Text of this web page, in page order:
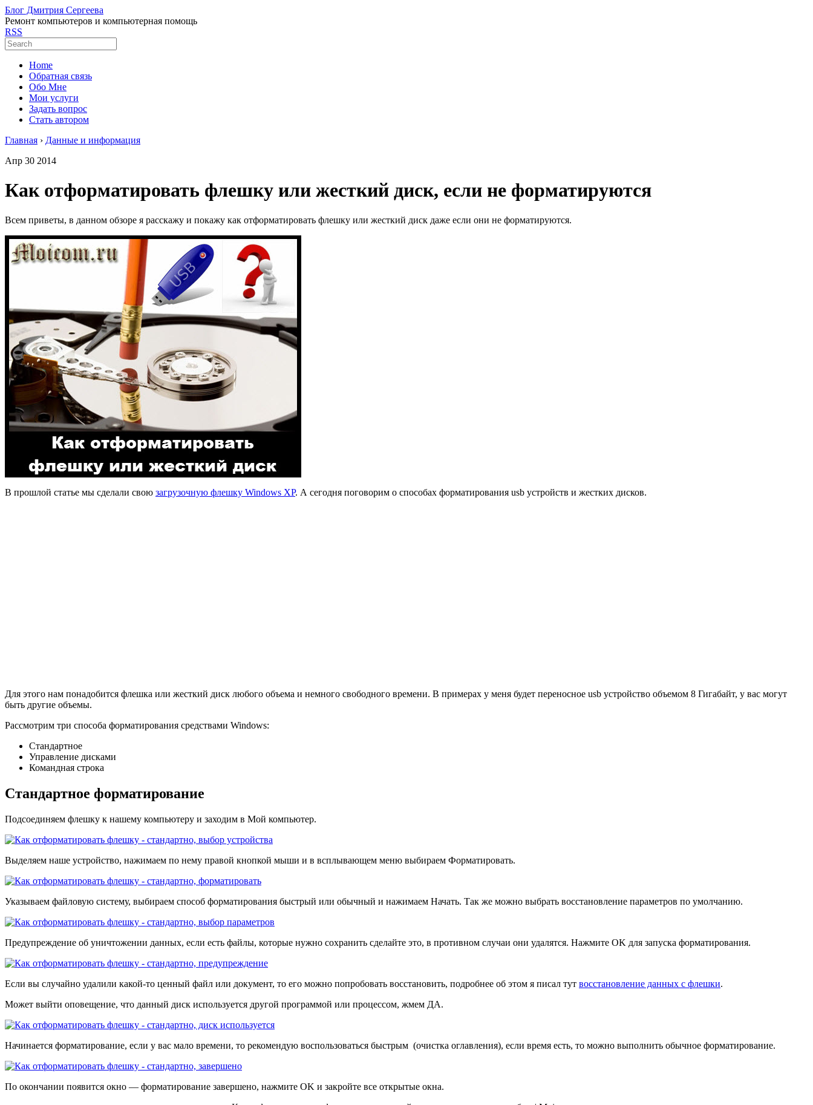
Блог Дмитрия Сергеева
Ремонт компьютеров и компьютерная помощь
RSS
Home
Обратная связь
Обо Мне
Мои услуги
Задать вопрос
Стать автором
Главная › Данные и информация
Апр 30 2014
Как отформатировать флешку или жесткий диск, если не форматируются
Всем приветы, в данном обзоре я расскажу и покажу как отформатировать флешку или жесткий диск даже если они не форматируются.
В прошлой статье мы сделали свою загрузочную флешку Windows XP. А сегодня поговорим о способах форматирования usb устройств и жестких дисков.
Для этого нам понадобится флешка или жесткий диск любого объема и немного свободного времени. В примерах у меня будет переносное usb устройство объемом 8 Гигабайт, у вас могут
быть другие объемы.
Рассмотрим три способа форматирования средствами Windows:
Стандартное
Управление дисками
Командная строка
Стандартное форматирование
Подсоединяем флешку к нашему компьютеру и заходим в Мой компьютер.
Выделяем наше устройство, нажимаем по нему правой кнопкой мыши и в всплывающем меню выбираем Форматировать.
Указываем файловую систему, выбираем способ форматирования быстрый или обычный и нажимаем Начать. Так же можно выбрать восстановление параметров по умолчанию.
Предупреждение об уничтожении данных, если есть файлы, которые нужно сохранить сделайте это, в противном случаи они удалятся. Нажмите OK для запуска форматирования.
Если вы случайно удалили какой-то ценный файл или документ, то его можно попробовать восстановить, подробнее об этом я писал тут восстановление данных с флешки.
Может выйти оповещение, что данный диск используется другой программой или процессом, жмем ДА.
Начинается форматирование, если у вас мало времени, то рекомендую воспользоваться быстрым (очистка оглавления), если время есть, то можно выполнить обычное форматирование.
По окончании появится окно — форматирование завершено, нажмите OK и закройте все открытые окна.